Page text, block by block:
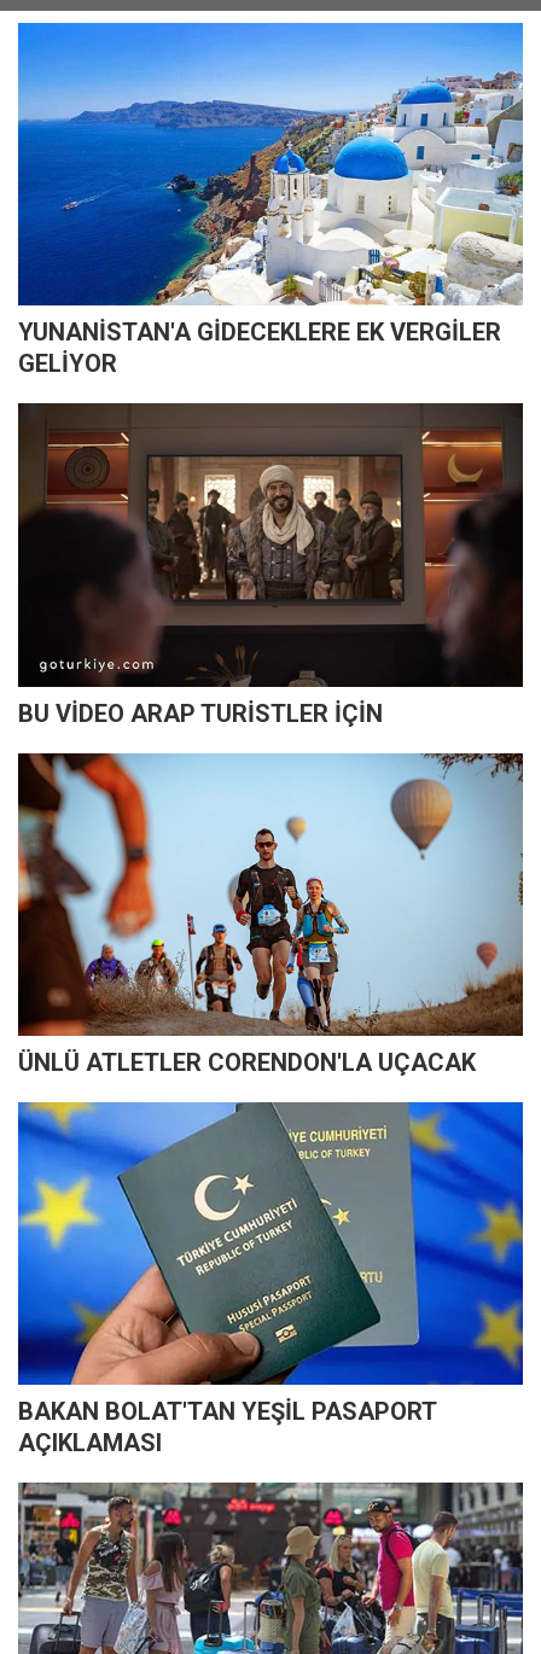
YUNANİSTAN'A GİDECEKLERE EK VERGİLER
GELİYOR
BU VİDEO ARAP TURİSTLER İÇİN
ÜNLÜ ATLETLER CORENDON'LA UÇACAK
BAKAN BOLAT'TAN YEŞİL PASAPORT
AÇIKLAMASI